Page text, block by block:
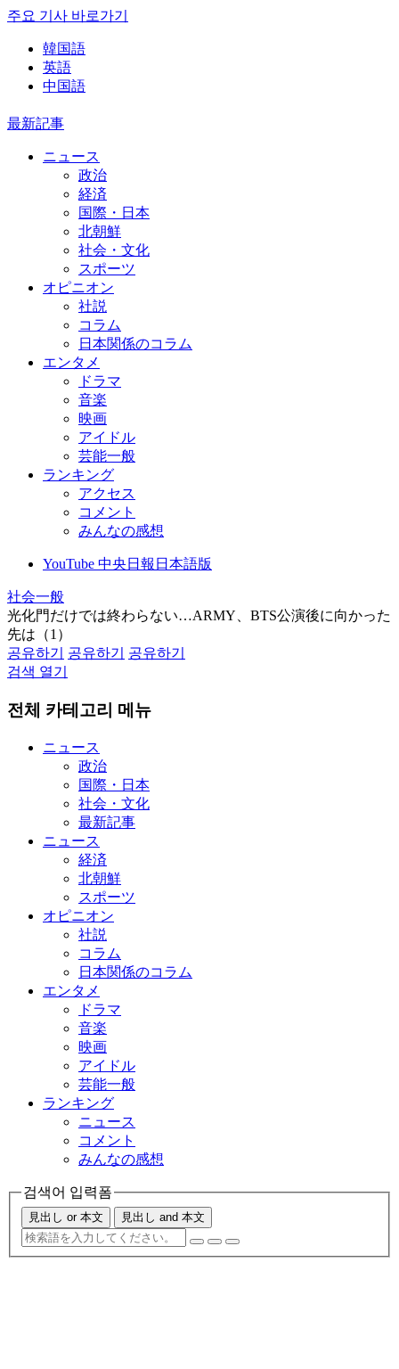
주요 기사 바로가기
韓国語
英語
中国語
最新記事
ニュース
政治
経済
国際・日本
北朝鮮
社会・文化
スポーツ
オピニオン
社説
コラム
日本関係のコラム
エンタメ
ドラマ
音楽
映画
アイドル
芸能一般
ランキング
アクセス
コメント
みんなの感想
YouTube 中央日報日本語版
社会一般
光化門だけでは終わらない…ARMY、BTS公演後に向かった
先は（1）
공유하기
공유하기
공유하기
검색 열기
전체 카테고리 메뉴
ニュース
政治
国際・日本
社会・文化
最新記事
ニュース
経済
北朝鮮
スポーツ
オピニオン
社説
コラム
日本関係のコラム
エンタメ
ドラマ
音楽
映画
アイドル
芸能一般
ランキング
ニュース
コメント
みんなの感想
검색어 입력폼
見出し or 本文 見出し and 本文